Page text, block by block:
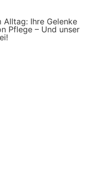
Alltag: Ihre Gelenke
Pflege – Und unser